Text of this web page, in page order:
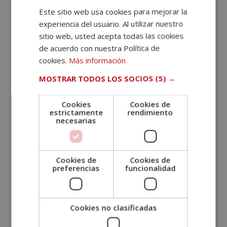
Máster experto en Compliance Officer +
Máster en Derecho Penal
Valorado
2.380,00€
El
precio
595,00€El
precio
Este sitio web usa cookies para mejorar la
experiencia del usuario. Al utilizar nuestro
sitio web, usted acepta todas las cookies
de acuerdo con nuestra Política de
cookies. Más información
MOSTRAR TODOS LOS SOCIOS (5) →
Cookies
estrictamente
necesarias
Cookies de
rendimiento
Cookies de
preferencias
Cookies de
funcionalidad
Cookies no clasificadas